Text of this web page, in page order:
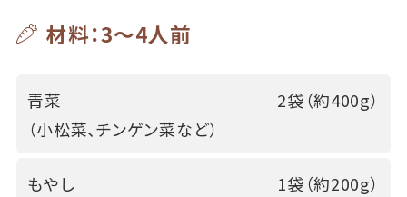
材料：3～4人前
青菜
（小松菜、チンゲン菜など）
2袋（約400g）
もやし 1袋（約200g）